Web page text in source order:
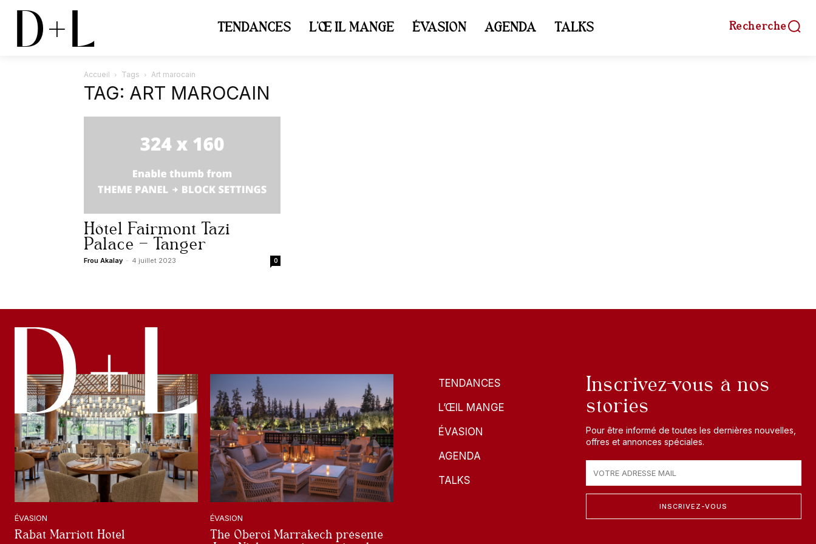
D+L TENDANCES L’ŒIL MANGE ÉVASION AGENDA TALKS Recherche
Accueil Tags Art marocain
TAG: ART MAROCAIN
Hôtel Fairmont Tazi
Palace – Tanger
Frou Akalay - 4 juillet 2023 0
ÉVASION
Rabat Marriott Hotel
ÉVASION
The Oberoi Marrakech présente
TENDANCES
L’ŒIL MANGE
ÉVASION
AGENDA
TALKS
Inscrivez-vous à nos
stories
Pour être informé de toutes les dernières nouvelles,
offres et annonces spéciales.
INSCRIVEZ-VOUS